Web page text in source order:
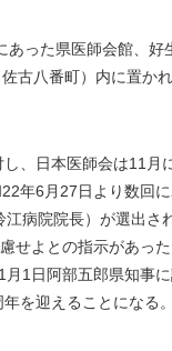
った県医師会館、好
古八番町）内に置か
、日本医師会は11月
年6月27日より数回
病院院長）が選出さ
せよとの指示があっ
1日阿部五郎県知事
を迎えることになる。